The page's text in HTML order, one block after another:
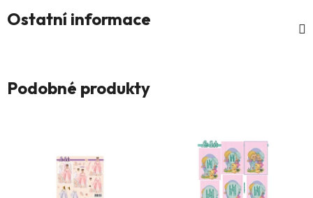
Ostatní informace
Podobné produkty